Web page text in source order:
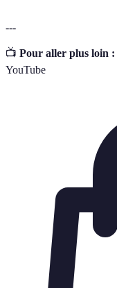
---
📺 Pour aller plus loin :
YouTube